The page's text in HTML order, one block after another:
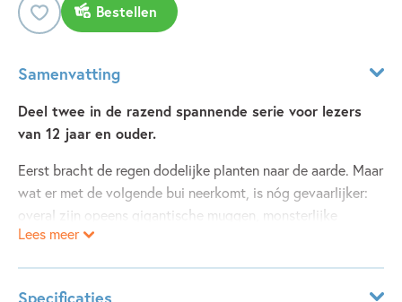
Bestellen
Samenvatting
Deel twee in de razend spannende serie voor lezers
van 12 jaar en ouder.
Eerst bracht de regen dodelijke planten naar de aarde. Maar
wat er met de volgende bui neerkomt, is nóg gevaarlijker:
overal zijn opeens gigantische muggen, monsterlijke
aardwormen en talloze andere bizarre insecten.
Lees meer
Specificaties